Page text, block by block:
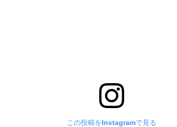
この投稿をInstagramで見る